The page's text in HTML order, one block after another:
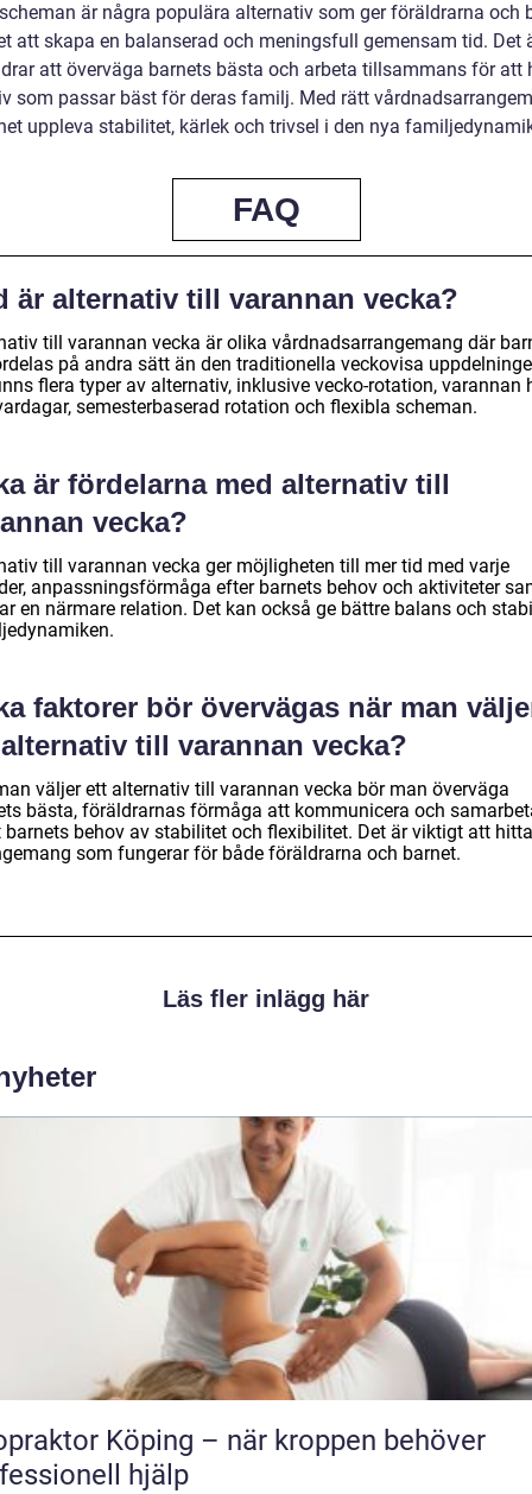
är några populära alternativ som ger föräldrarna och
att skapa en balanserad och meningsfull gemensam tid. Det
att överväga barnets bästa och arbeta tillsammans för att
som passar bäst för deras familj. Med rätt
uppleva stabilitet, kärlek och trivsel i den nya
FAQ
är alternativ till varannan vecka?
till varannan vecka är olika vårdnadsarrangemang där
på andra sätt än den traditionella veckovisa
flera typer av alternativ, inklusive vecko-rotation, varannan
semesterbaserad rotation och flexibla scheman.
är fördelarna med alternativ till
vecka?
till varannan vecka ger möjligheten till mer tid med varje
anpassningsförmåga efter barnets behov och aktiviteter
en närmare relation. Det kan också ge bättre balans och
faktorer bör övervägas när man
till varannan vecka?
väljer ett alternativ till varannan vecka bör man överväga
bästa, föräldrarnas förmåga att kommunicera och
barnets behov av stabilitet och flexibilitet. Det är viktigt att
som fungerar för både föräldrarna och barnet.
Läs fler inlägg här
Köping – när kroppen behöver
hjälp